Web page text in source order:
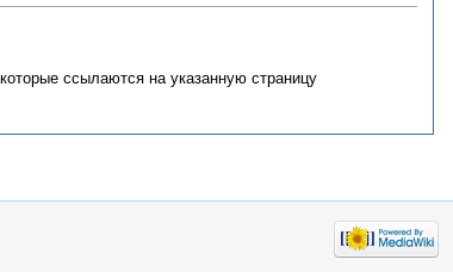
ссылаются на указанную страницу